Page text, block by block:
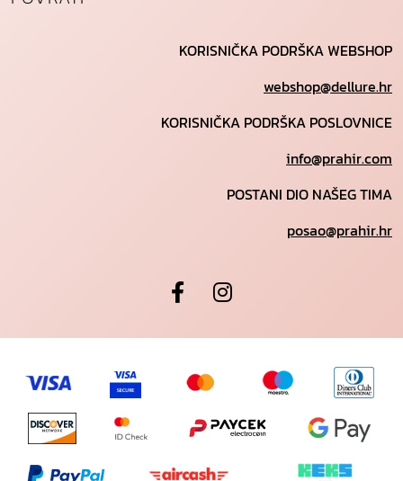
KORISNIČKA PODRŠKA WEBSHOP
webshop@dellure.hr
KORISNIČKA PODRŠKA POSLOVNICE
info@prahir.com
POSTANI DIO NAŠEG TIMA
posao@prahir.hr